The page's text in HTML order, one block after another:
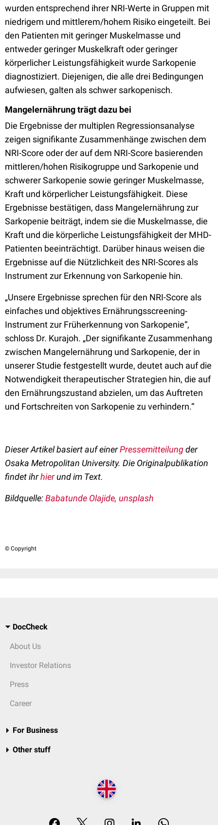
wurden entsprechend ihrer NRI-Werte in Gruppen mit
niedrigem und mittlerem/hohem Risiko eingeteilt. Bei
den Patienten mit geringer Muskelmasse und
entweder geringer Muskelkraft oder geringer
körperlicher Leistungsfähigkeit wurde Sarkopenie
diagnostiziert. Diejenigen, die alle drei Bedingungen
aufwiesen, galten als schwer sarkopenisch.
Mangelernährung trägt dazu bei
Die Ergebnisse der multiplen Regressionsanalyse
zeigen signifikante Zusammenhänge zwischen dem
NRI-Score oder der auf dem NRI-Score basierenden
mittleren/hohen Risikogruppe und Sarkopenie und
schwerer Sarkopenie sowie geringer Muskelmasse,
Kraft und körperlicher Leistungsfähigkeit. Diese
Ergebnisse bestätigen, dass Mangelernährung zur
Sarkopenie beiträgt, indem sie die Muskelmasse, die
Kraft und die körperliche Leistungsfähigkeit der MHD-
Patienten beeinträchtigt. Darüber hinaus weisen die
Ergebnisse auf die Nützlichkeit des NRI-Scores als
Instrument zur Erkennung von Sarkopenie hin.
„Unsere Ergebnisse sprechen für den NRI-Score als
einfaches und objektives Ernährungsscreening-
Instrument zur Früherkennung von Sarkopenie“,
schloss Dr. Kurajoh. „Der signifikante Zusammenhang
zwischen Mangelernährung und Sarkopenie, der in
unserer Studie festgestellt wurde, deutet auch auf die
Notwendigkeit therapeutischer Strategien hin, die auf
den Ernährungszustand abzielen, um das Auftreten
und Fortschreiten von Sarkopenie zu verhindern.“
Dieser Artikel basiert auf einerPressemitteilungder
Osaka Metropolitan University. Die Originalpublikation
findet ihrhierund im Text.
Bildquelle:Babatunde Olajide, unsplash
© Copyright
DocCheck
About Us
Investor Relations
Press
Career
For Business
Other stuff